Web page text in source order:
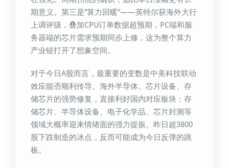
期意义。第三是”算力回暖”——英特尔获海外大行
上调评级，叠加CPU订单数据超预期，PC端和服
务器端的芯片需求预期同步上修，这为整个算力
产业链打开了想象空间。
对于今日A股而言，最重要的变数是中美科技联动
效应能否顺利传导。海外半导体、芯片设备、存
储芯片的强势修复，直接利好国内对应板块：存
储芯片、半导体设备、电子化学品、芯片封测等
领域大概率迎来情绪面的强力提振。昨日超3800
股下跌制造的冰点，反而可能成为今日反弹的跳
板。